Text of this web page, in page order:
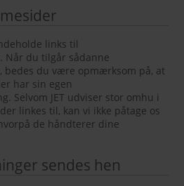
links til
Når du tilgår sådanne
bedes du være opmærksom på, at
har sin egen
Selvom JET udviser stor omhu i
linkes til, kan vi ikke påtage os
de håndterer dine
sendes hen